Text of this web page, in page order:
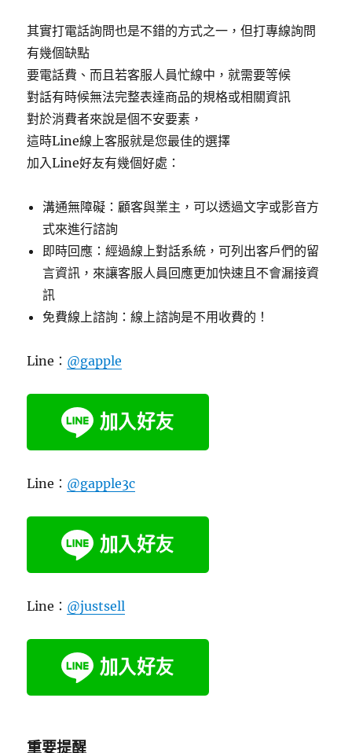
其實打電話詢問也是不錯的方式之一，但打專線詢問
有幾個缺點
要電話費、而且若客服人員忙線中，就需要等候
對話有時候無法完整表達商品的規格或相關資訊
對於消費者來說是個不安要素，
這時Line線上客服就是您最佳的選擇
加入Line好友有幾個好處：
溝通無障礙：顧客與業主，可以透過文字或影音方
式來進行諮詢
即時回應：經過線上對話系統，可列出客戶們的留
言資訊，來讓客服人員回應更加快速且不會漏接資
訊
免費線上諮詢：線上諮詢是不用收費的！
Line： @gapple
Line： @gapple3c
Line： @justsell
重要提醒